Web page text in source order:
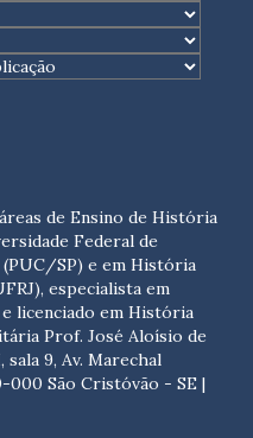
de Ensino de História
Federal de
SP) e em História
especialista em
licenciado em História
Prof. José Aloísio de
9, Av. Marechal
000 São Cristóvão - SE |